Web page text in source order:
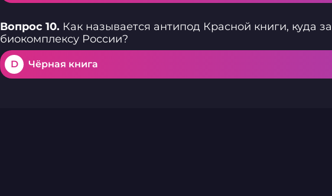
Вопрос 10. Как называется антипод Красной книги, куда
биокомплексу России?
D Чёрная книга